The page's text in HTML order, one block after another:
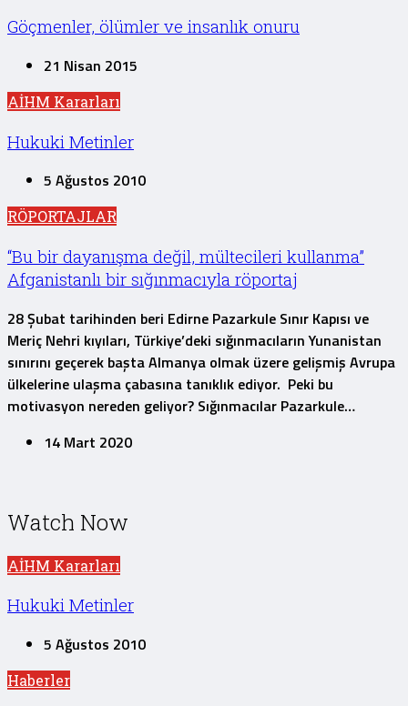
Göçmenler, ölümler ve insanlık onuru
21 Nisan 2015
AİHM Kararları
Hukuki Metinler
5 Ağustos 2010
RÖPORTAJLAR
“Bu bir dayanışma değil, mültecileri kullanma”
Afganistanlı bir sığınmacıyla röportaj
28 Şubat tarihinden beri Edirne Pazarkule Sınır Kapısı ve
Meriç Nehri kıyıları, Türkiye’deki sığınmacıların Yunanistan
sınırını geçerek başta Almanya olmak üzere gelişmiş Avrupa
ülkelerine ulaşma çabasına tanıklık ediyor. Peki bu
motivasyon nereden geliyor? Sığınmacılar Pazarkule…
14 Mart 2020
Watch Now
AİHM Kararları
Hukuki Metinler
5 Ağustos 2010
Haberler